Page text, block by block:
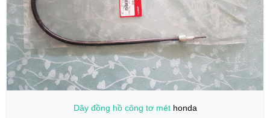
Dây đồng hồ công tơ méthonda